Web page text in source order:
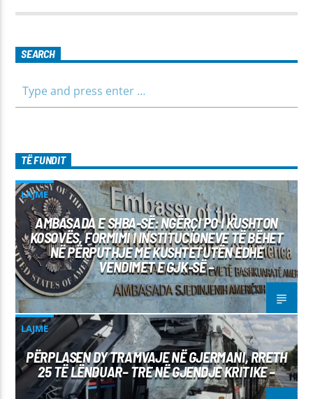
për të gjithë familjen.
SEARCH
TË FUNDIT
LAJME
AMBASADA E SHBA-SË: NGËRÇI PO I KUSHTON
KOSOVËS, FORMIMI I INSTITUCIONEVE TË BËHET
NË PËRPUTHJE ME KUSHTETUTËN EDHE
VENDIMET E GJK-SË –
LAJME
PËRPLASEN DY TRAMVAJE NË GJERMANI, RRETH
25 TË LËNDUAR– TRE NË GJENDJE KRITIKE –